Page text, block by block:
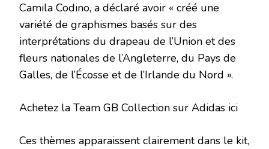
Camila Codino, a déclaré avoir « créé une
variété de graphismes basés sur des
interprétations du drapeau de l’Union et des
fleurs nationales de l’Angleterre, du Pays de
Galles, de l’Écosse et de l’Irlande du Nord ».
Achetez la Team GB Collection sur Adidas ici
Ces thèmes apparaissent clairement dans le kit,